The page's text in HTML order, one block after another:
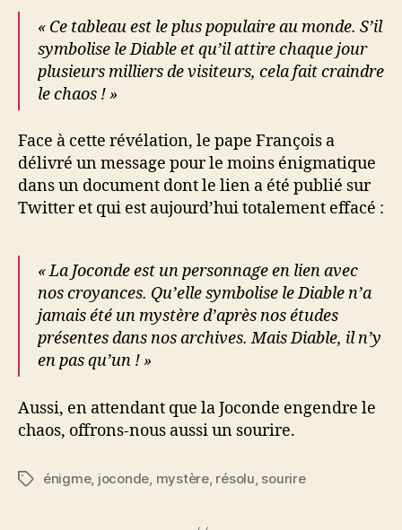
« Ce tableau est le plus populaire au monde. S’il
symbolise le Diable et qu’il attire chaque jour
plusieurs milliers de visiteurs, cela fait craindre
le chaos ! »
Face à cette révélation, le pape François a
délivré un message pour le moins énigmatique
dans un document dont le lien a été publié sur
Twitter et qui est aujourd’hui totalement effacé :
« La Joconde est un personnage en lien avec
nos croyances. Qu’elle symbolise le Diable n’a
jamais été un mystère d’après nos études
présentes dans nos archives. Mais Diable, il n’y
en pas qu’un ! »
Aussi, en attendant que la Joconde engendre le
chaos, offrons-nous aussi un sourire.
Étiquettes
énigme, joconde mystère, résolu sourire